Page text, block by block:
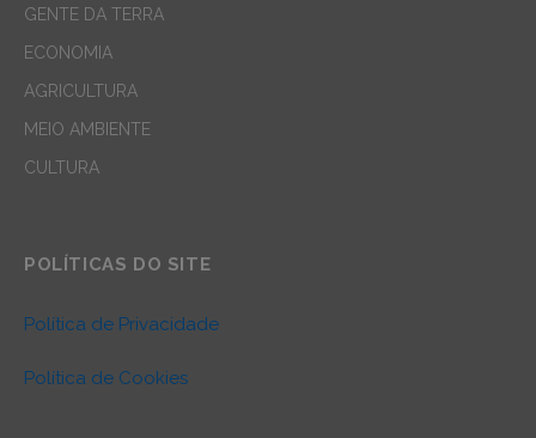
GENTE DA TERRA
ECONOMIA
AGRICULTURA
MEIO AMBIENTE
CULTURA
POLÍTICAS DO SITE
Política de Privacidade
Política de Cookies